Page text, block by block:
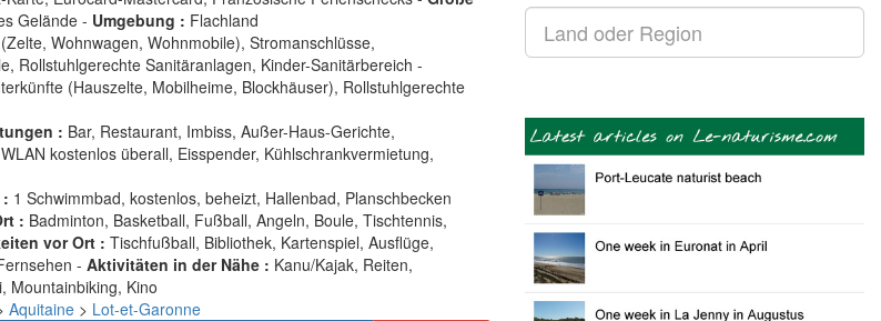
Gelände - Umgebung : Flachland
Wohnwagen, Wohnmobile), Stromanschlüsse,
Rollstuhlgerechte Sanitäranlagen, Kinder-Sanitärbereich -
(Hauszelte, Mobilheime, Blockhäuser), Rollstuhlgerechte
: Bar, Restaurant, Imbiss, Außer-Haus-Gerichte,
kostenlos überall, Eisspender, Kühlschrankvermietung,
1 Schwimmbad, kostenlos, beheizt, Hallenbad, Planschbecken
: Badminton, Basketball, Fußball, Angeln, Boule, Tischtennis,
vor Ort : Tischfußball, Bibliothek, Kartenspiel, Ausflüge,
- Aktivitäten in der Nähe : Kanu/Kajak, Reiten,
Mountainbiking, Kino
Aquitaine > Lot-et-Garonne